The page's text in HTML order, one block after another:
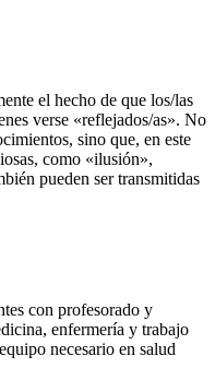
el hecho de que los/las
verse «reflejados/as». No
sino que, en este
como «ilusión»,
pueden ser transmitidas
con profesorado y
enfermería y trabajo
necesario en salud